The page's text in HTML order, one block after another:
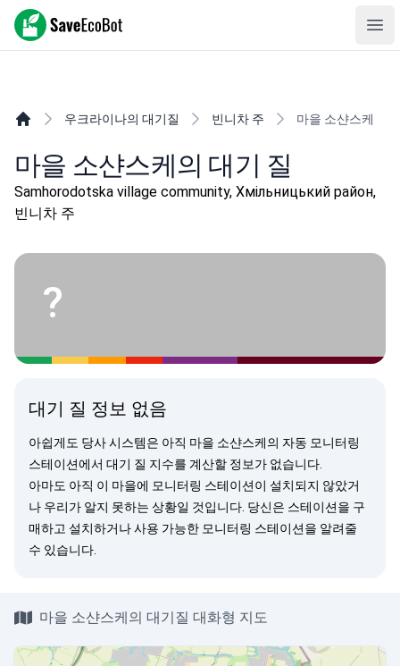
SaveEcoBot
우크라이나의 대기질 빈니차 주 마을 소샨스케
마을 소샨스케의 대기 질
Samhorodotska village community, Хмільницький район,
빈니차 주
?
대기 질 정보 없음
아쉽게도 당사 시스템은 아직 마을 소샨스케의 자동 모니터링
스테이션에서 대기 질 지수를 계산할 정보가 없습니다.
아마도 아직 이 마을에 모니터링 스테이션이 설치되지 않았거
나 우리가 알지 못하는 상황일 것입니다. 당신은 스테이션을 구
매하고 설치하거나 사용 가능한 모니터링 스테이션을 알려줄
수 있습니다.
마을 소샨스케의 대기질 대화형 지도